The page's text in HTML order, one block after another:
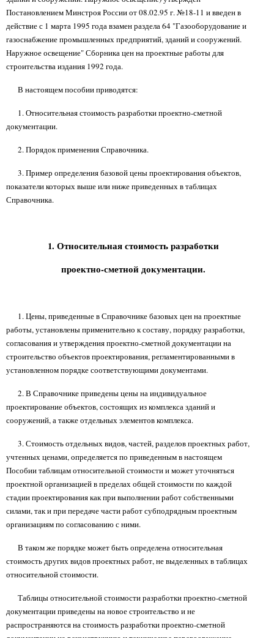
Постановлением Минстроя России от 08.02.95 г. №18-11 и введен в
действие с 1 марта 1995 года взамен раздела 64 "Газооборудование и
газоснабжение промышленных предприятий, зданий и сооружений.
Наружное освещение" Сборника цен на проектные работы для
строительства издания 1992 года.
В настоящем пособии приводятся:
1. Относительная стоимость разработки проектно-сметной
документации.
2. Порядок применения Справочника.
3. Пример определения базовой цены проектирования объектов,
показатели которых выше или ниже приведенных в таблицах
Справочника.
1. Относительная стоимость разработки
проектно-сметной документации.
1. Цены, приведенные в Справочнике базовых цен на проектные
работы, установлены применительно к составу, порядку разработки,
согласования и утверждения проектно-сметной документации на
строительство объектов проектирования, регламентированными в
установленном порядке соответствующими документами.
2. В Справочнике приведены цены на индивидуальное
проектирование объектов, состоящих из комплекса зданий и
сооружений, а также отдельных элементов комплекса.
3. Стоимость отдельных видов, частей, разделов проектных работ,
учтенных ценами, определяется по приведенным в настоящем
Пособии таблицам относительной стоимости и может уточняться
проектной организацией в пределах общей стоимости по каждой
стадии проектирования как при выполнении работ собственными
силами, так и при передаче части работ субподрядным проектным
организациям по согласованию с ними.
В таком же порядке может быть определена относительная
стоимость других видов проектных работ, не выделенных в таблицах
относительной стоимости.
Таблицы относительной стоимости разработки проектно-сметной
документации приведены на новое строительство и не
распространяются на стоимость разработки проектно-сметной